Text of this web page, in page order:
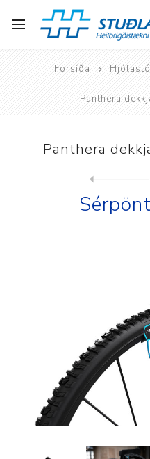
Forsíða
Panthera
Panthera